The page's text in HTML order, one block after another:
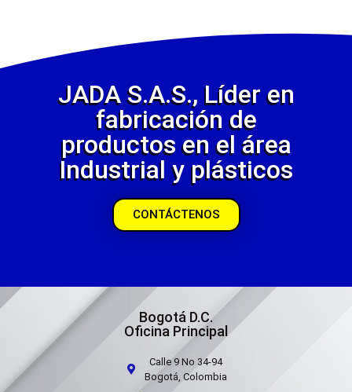
JADA S.A.S., Líder en
fabricación de
productos en el área
Industrial y plásticos
CONTÁCTENOS
Bogotá D.C.
Oficina Principal
Calle 9 No 34-94
Bogotá, Colombia